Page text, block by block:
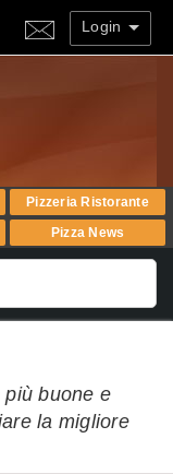
Login
Pizzeria Ristorante
Pizza News
buone e
la migliore